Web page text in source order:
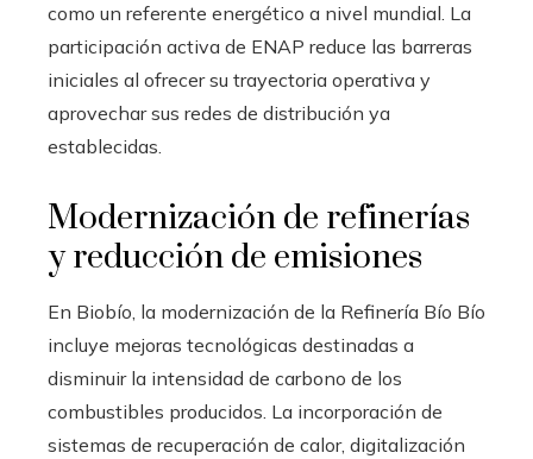
como un referente energético a nivel mundial. La
participación activa de ENAP reduce las barreras
iniciales al ofrecer su trayectoria operativa y
aprovechar sus redes de distribución ya
establecidas.
Modernización de refinerías
y reducción de emisiones
En Biobío, la modernización de la Refinería Bío Bío
incluye mejoras tecnológicas destinadas a
disminuir la intensidad de carbono de los
combustibles producidos. La incorporación de
sistemas de recuperación de calor, digitalización